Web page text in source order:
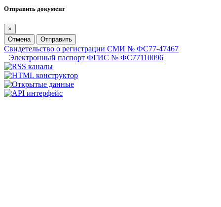
Отправить документ
×
Отмена
Отправить
Свидетельство о регистрации СМИ № ФС77-47467
Электронный паспорт ФГИС № ФС77110096